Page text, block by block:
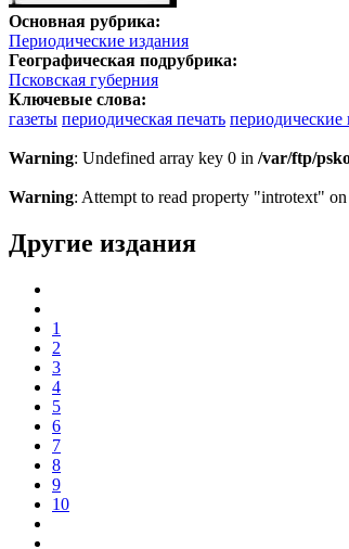
Основная рубрика:
Периодические издания
Географическая подрубрика:
Псковская губерния
Ключевые слова:
газеты периодическая печать периодические
Warning: Undefined array key 0 in /var/ftp/
Warning: Attempt to read property "introtext"
Другие издания
1
2
3
4
5
6
7
8
9
10